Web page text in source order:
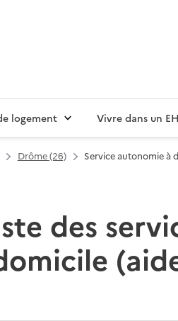
logement Vivre dans un
Drôme (26) Service autonomie à
des